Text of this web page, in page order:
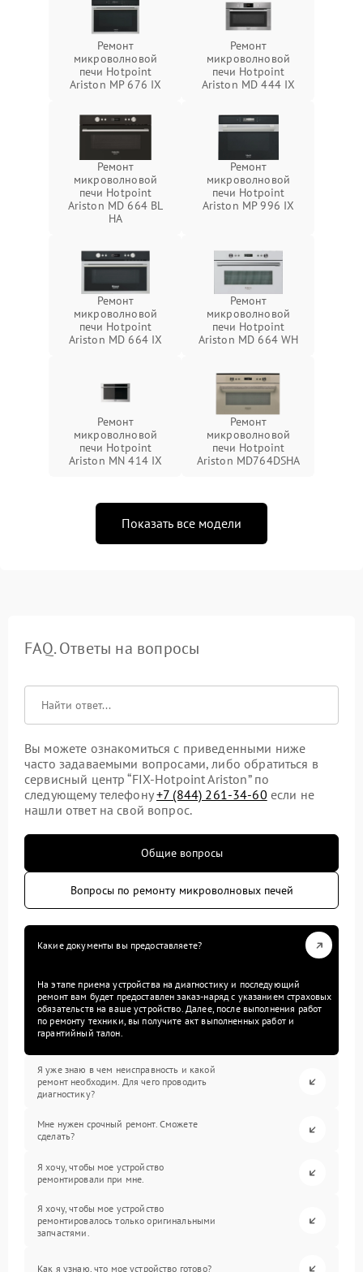
Ремонт
микроволновой
печи Hotpoint
Ariston MP 676 IX
Ремонт
микроволновой
печи Hotpoint
Ariston MD 444 IX
Ремонт
микроволновой
печи Hotpoint
Ariston MD 664 BL
HA
Ремонт
микроволновой
печи Hotpoint
Ariston MP 996 IX
Ремонт
микроволновой
печи Hotpoint
Ariston MD 664 IX
Ремонт
микроволновой
печи Hotpoint
Ariston MD 664 WH
Ремонт
микроволновой
печи Hotpoint
Ariston MN 414 IX
Ремонт
микроволновой
печи Hotpoint
Ariston MD764DSHA
Показать все модели
FAQ. Ответы на вопросы
Вы можете ознакомиться с приведенными ниже
часто задаваемыми вопросами, либо обратиться в
сервисный центр “FIX-Hotpoint Ariston” по
следующему телефону+7 (844) 261-34-60 если не
нашли ответ на свой вопрос.
Общие вопросы
Вопросы по ремонту микроволновых печей
Какие документы вы предоставляете?
На этапе приема устройства на диагностику и последующий
ремонт вам будет предоставлен заказ-наряд с указанием страховых
обязательств на ваше устройство. Далее, после выполнения работ
по ремонту техники, вы получите акт выполненных работ и
гарантийный талон.
Я уже знаю в чем неисправность и какой
ремонт необходим. Для чего проводить
диагностику?
Мне нужен срочный ремонт. Сможете
сделать?
Я хочу, чтобы мое устройство
ремонтировали при мне.
Я хочу, чтобы мое устройство
ремонтировалось только оригинальными
запчастями.
Как я узнаю, что мое устройство готово?